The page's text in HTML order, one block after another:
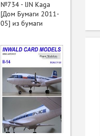
№734 - IJN Kaga
[Дом Бумаги 2011-
05] из бумаги